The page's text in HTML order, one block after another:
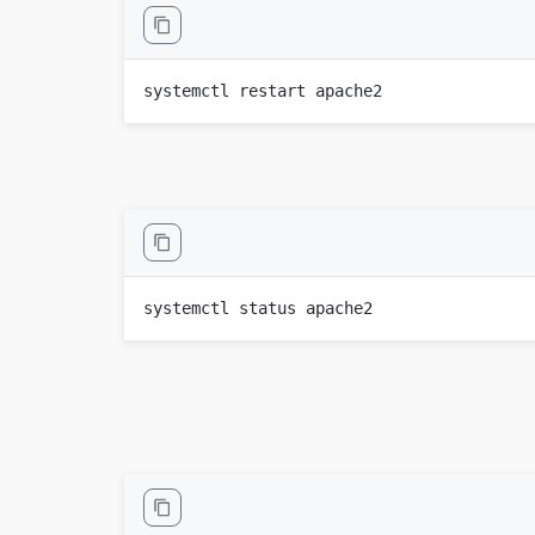
systemctl restart apache2
systemctl status apache2